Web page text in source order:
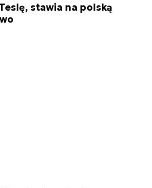
stawia na polską